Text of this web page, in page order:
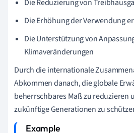
Die Reduzierung von
Die Erhöhung der Verwendung
Die Unterstützung von
Klimaveränderungen
Durch die internationale
Abkommen danach, die globale
beherrschbares Maß zu reduzieren
zukünftige Generationen zu